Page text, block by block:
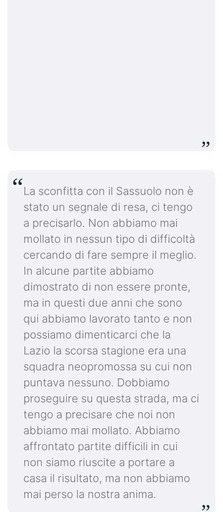
La sconfitta con il Sassuolo non è
stato un segnale di resa, ci tengo
a precisarlo. Non abbiamo mai
mollato in nessun tipo di difficoltà
cercando di fare sempre il meglio.
In alcune partite abbiamo
dimostrato di non essere pronte,
ma in questi due anni che sono
qui abbiamo lavorato tanto e non
possiamo dimenticarci che la
Lazio la scorsa stagione era una
squadra neopromossa su cui non
puntava nessuno. Dobbiamo
proseguire su questa strada, ma ci
tengo a precisare che noi non
abbiamo mai mollato. Abbiamo
affrontato partite difficili in cui
non siamo riuscite a portare a
casa il risultato, ma non abbiamo
mai perso la nostra anima.